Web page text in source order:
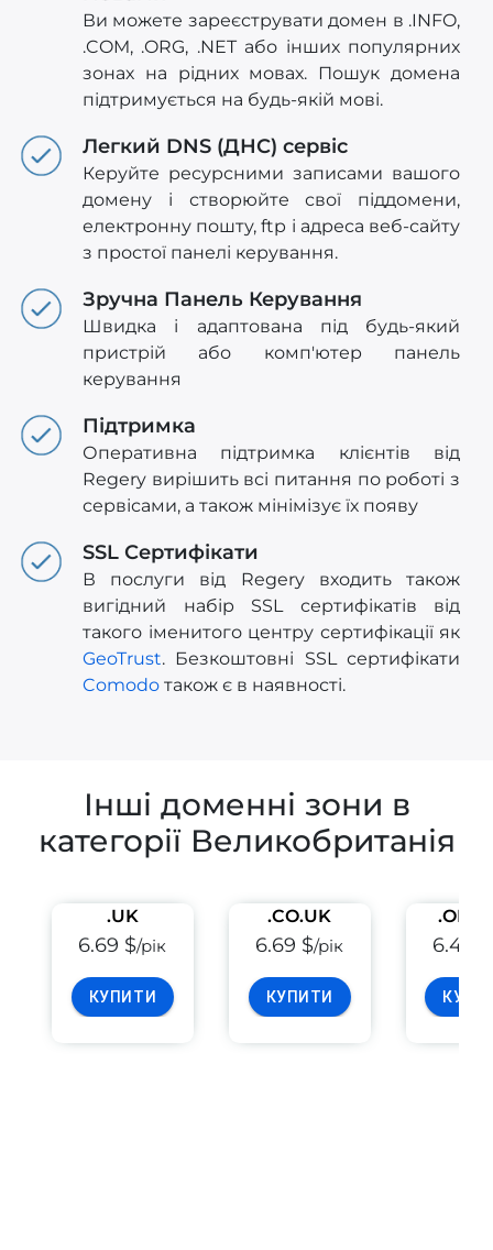
Ви можете зареєструвати домен в .INFO,
.COM, .ORG, .NET або інших популярних
зонах на рідних мовах. Пошук домена
підтримується на будь-якій мові.
Легкий DNS (ДНС) сервіс
Керуйте ресурсними записами вашого
домену і створюйте свої піддомени,
електронну пошту, ftp і адреса веб-сайту
з простої панелі керування.
Зручна Панель Керування
Швидка і адаптована під будь-який
пристрій або комп'ютер панель
керування
Підтримка
Оперативна підтримка клієнтів від
Regery вирішить всі питання по роботі з
сервісами, а також мінімізує їх появу
SSL Сертифікати
В послуги від Regery входить також
вигідний набір SSL сертифікатів від
такого іменитого центру сертифікації як
GeoTrust. Безкоштовні SSL сертифікати
Comodo також є в наявності.
Інші доменні зони в
категорії Великобританія
.UK
6.69 $/рік
КУПИТИ
.CO.UK
6.69 $/рік
КУПИТИ
6.49 $